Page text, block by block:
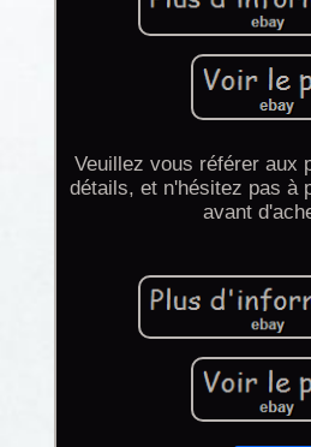
Veuillez vous référer aux
détails, et n'hésitez pas à
avant